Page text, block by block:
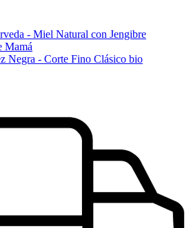
- Miel Natural con Jengibre
Mamá
Negra - Corte Fino Clásico bio